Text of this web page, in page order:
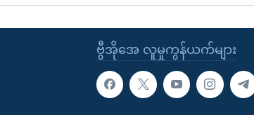
ဗွီအိုအေ လူမှုကွန်ယက်များ